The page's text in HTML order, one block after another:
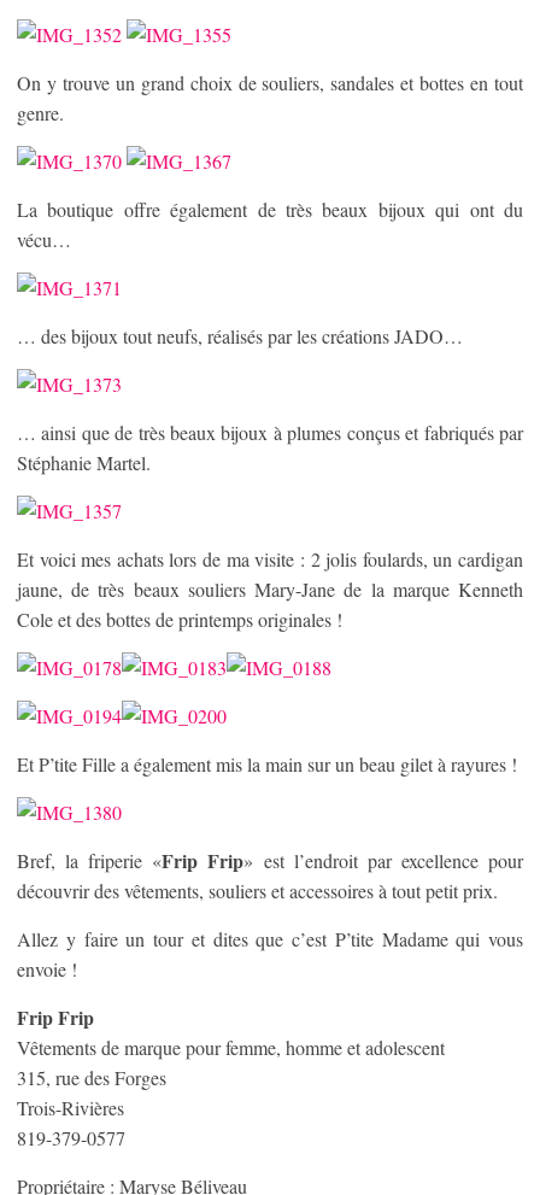
On y trouve un grand choix de souliers, sandales et bottes en tout
genre.
La boutique offre également de très beaux bijoux qui ont du
vécu…
… des bijoux tout neufs, réalisés par les créations JADO…
… ainsi que de très beaux bijoux à plumes conçus et fabriqués par
Stéphanie Martel.
Et voici mes achats lors de ma visite : 2 jolis foulards, un cardigan
jaune, de très beaux souliers Mary-Jane de la marque Kenneth
Cole et des bottes de printemps originales !
Et P’tite Fille a également mis la main sur un beau gilet à rayures !
Bref, la friperie «Frip Frip» est l’endroit par excellence pour
découvrir des vêtements, souliers et accessoires à tout petit prix.
Allez y faire un tour et dites que c’est P’tite Madame qui vous
envoie !
Frip Frip
Vêtements de marque pour femme, homme et adolescent
315, rue des Forges
Trois-Rivières
819-379-0577
Propriétaire : Maryse Béliveau